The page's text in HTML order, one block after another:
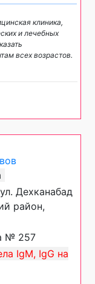
клиника,
и лечебных
всех возрастов.
Дехканабад
район,
№ 257
IgM, IgG на